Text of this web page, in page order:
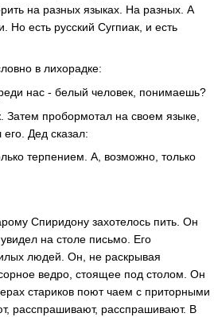
на разных языках. На разных. А
Но есть русский Сугпиак, и есть
в лихорадке:
нас - белый человек, понимаешь?
Затем пробормотал на своем языке,
Дед сказал:
терпением. А, возможно, только
Спиридону захотелось пить. Он
на столе письмо. Его
людей. Он, не раскрывая
ведро, стоящее под столом. Он
стариков поют чаем с приторными
расспрашивают, расспрашивают. В